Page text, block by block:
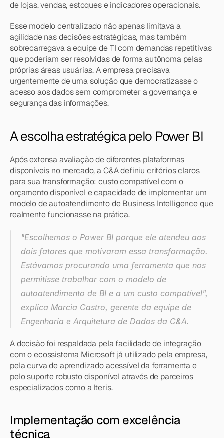
de lojas, vendas, estoques e indicadores operacionais.
Esse modelo centralizado não apenas limitava a
agilidade nas decisões estratégicas, mas também
sobrecarregava a equipe de TI com demandas repetitivas
que poderiam ser resolvidas de forma autônoma pelas
próprias áreas usuárias. A empresa precisava
urgentemente de uma solução que democratizasse o
acesso aos dados sem comprometer a governança e
segurança das informações.
A escolha estratégica pelo Power BI
Após extensa avaliação de diferentes plataformas
disponíveis no mercado, a C&A definiu critérios claros
para sua transformação: custo compatível com o
orçamento disponível e capacidade de implementar um
modelo de autoatendimento de Business Intelligence que
realmente funcionasse na prática.
"Escolhemos o Power BI porque ele atendeu aos
dois fatores que motivaram essa transformação.
Estávamos procurando uma ferramenta que nos
permitisse trabalhar com o modelo de
autoatendimento de BI e a um custo compatível",
explica Marcia Castro, gerente da equipe de
Engenharia e Arquitetura de Dados da C&A.
A decisão foi respaldada pela facilidade de integração
com o ecossistema Microsoft já utilizado pela empresa,
pela curva de aprendizado acessível da ferramenta e
pelo suporte robusto disponível através de parceiros
especializados como a Iteris.
Implementação com excelência
técnica